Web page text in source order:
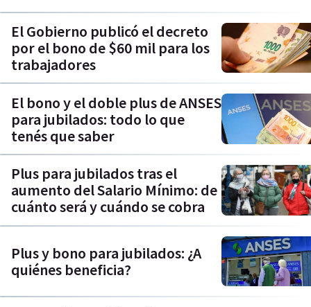
El Gobierno publicó el decreto
por el bono de $60 mil para los
trabajadores
El bono y el doble plus de ANSES
para jubilados: todo lo que
tenés que saber
Plus para jubilados tras el
aumento del Salario Mínimo: de
cuánto será y cuándo se cobra
Plus y bono para jubilados: ¿A
quiénes beneficia?